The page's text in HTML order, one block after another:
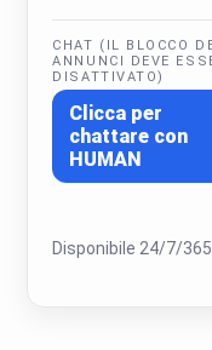
CHAT (IL BLOCCO
ANNUNCI DEVE
DISATTIVATO)
Clicca per
chattare con
HUMAN
Disponibile 24/7/365